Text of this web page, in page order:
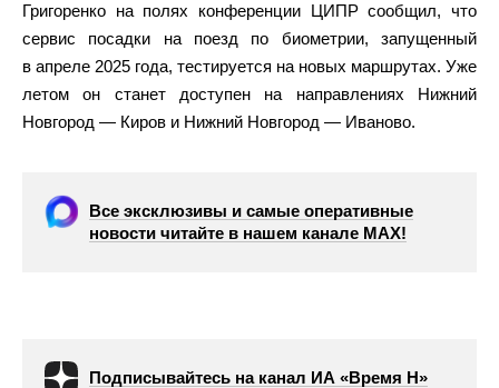
Григоренко на полях конференции ЦИПР сообщил, что
сервис посадки на поезд по биометрии, запущенный
в апреле 2025 года, тестируется на новых маршрутах. Уже
летом он станет доступен на направлениях Нижний
Новгород — Киров и Нижний Новгород — Иваново.
Все эксклюзивы и самые оперативные
новости читайте в нашем канале МАХ!
Подписывайтесь на канал ИА «Время Н»